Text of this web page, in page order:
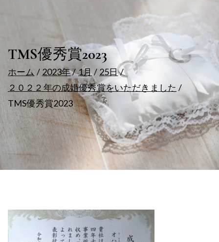
TMS優秀賞2023
ホーム 2023年 1月
25日
２０２２年の成婚優秀賞をいただきました
TMS優秀賞2023